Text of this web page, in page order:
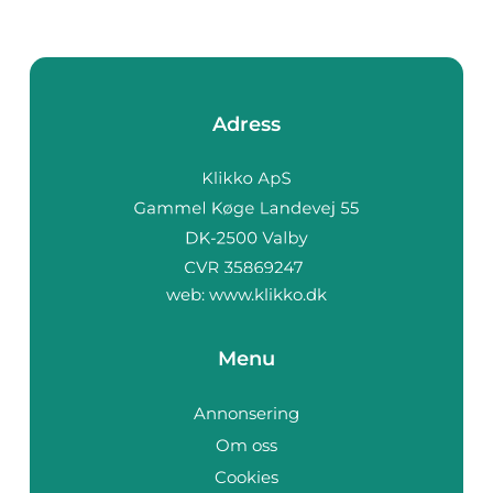
Adress
web: www.klikko.dk
Menu
Annonsering
Om oss
Cookies